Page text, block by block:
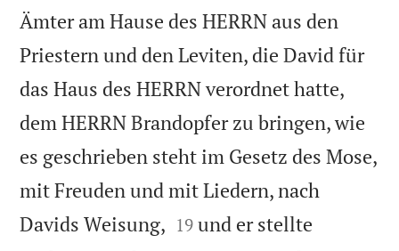
Ämter am Hause des HERRN aus den
Priestern und den Leviten, die David für
das Haus des HERRN verordnet hatte,
dem HERRN Brandopfer zu bringen, wie
es geschrieben steht im Gesetz des Mose,
mit Freuden und mit Liedern, nach
Davids Weisung, 

19 und er stellte